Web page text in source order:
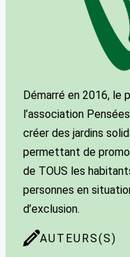
Démarré en 2016, le
l’association
créer des jardins
permettant de
de TOUS les
personnes en
d’exclusion.
AUTEURS(S)